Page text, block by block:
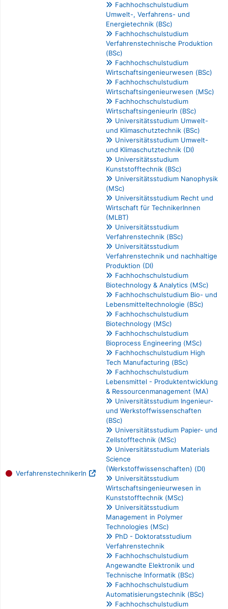
VerfahrenstechnikerIn
Fachhochschulstudium
Umwelt-, Verfahrens- und
Energietechnik (BSc)
Fachhochschulstudium
Verfahrenstechnische Produktion
(BSc)
Fachhochschulstudium
Wirtschaftsingenieurwesen (BSc)
Fachhochschulstudium
Wirtschaftsingenieurwesen (MSc)
Fachhochschulstudium
WirtschaftsingenieurIn (BSc)
Universitätsstudium Umwelt-
und Klimaschutztechnik (BSc)
Universitätsstudium Umwelt-
und Klimaschutztechnik (DI)
Universitätsstudium
Kunststofftechnik (BSc)
Universitätsstudium Nanophysik
(MSc)
Universitätsstudium Recht und
Wirtschaft für TechnikerInnen
(MLBT)
Universitätsstudium
Verfahrenstechnik (BSc)
Universitätsstudium
Verfahrenstechnik und nachhaltige
Produktion (DI)
Fachhochschulstudium
Biotechnology & Analytics (MSc)
Fachhochschulstudium Bio- und
Lebensmitteltechnologie (BSc)
Fachhochschulstudium
Biotechnology (MSc)
Fachhochschulstudium
Bioprocess Engineering (MSc)
Fachhochschulstudium High
Tech Manufacturing (BSc)
Fachhochschulstudium
Lebensmittel - Produktentwicklung
& Ressourcenmanagement (MA)
Universitätsstudium Ingenieur-
und Werkstoffwissenschaften
(BSc)
Universitätsstudium Papier- und
Zellstofftechnik (MSc)
Universitätsstudium Materials
Science
(Werkstoffwissenschaften) (DI)
Universitätsstudium
Wirtschaftsingenieurwesen in
Kunststofftechnik (MSc)
Universitätsstudium
Management in Polymer
Technologies (MSc)
PhD - Doktoratsstudium
Verfahrenstechnik
Fachhochschulstudium
Angewandte Elektronik und
Technische Informatik (BSc)
Fachhochschulstudium
Automatisierungstechnik (BSc)
Fachhochschulstudium